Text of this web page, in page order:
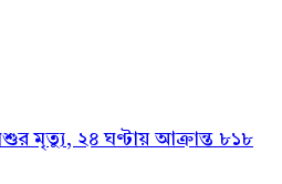
মৃত্যু, ২৪ ঘণ্টায় আক্রান্ত ৮১৮